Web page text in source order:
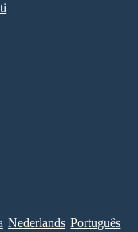
Nederlands Português